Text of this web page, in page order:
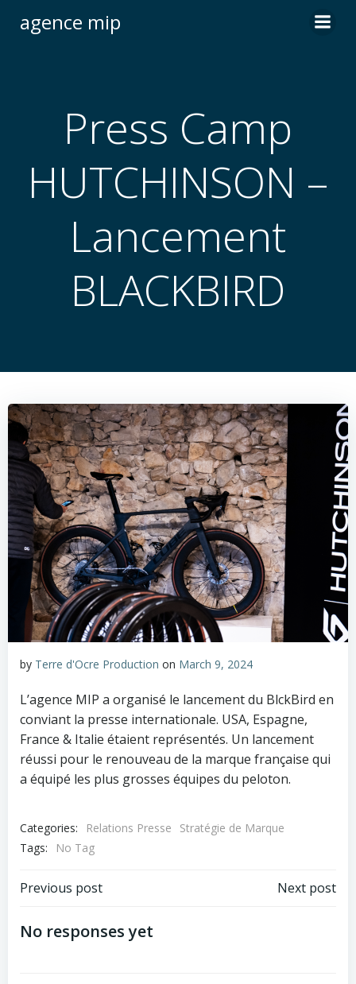
agence mip
Press Camp
HUTCHINSON –
Lancement
BLACKBIRD
by Terre d'Ocre Production on March 9, 2024
L’agence MIP a organisé le lancement du BlckBird en
conviant la presse internationale. USA, Espagne,
France & Italie étaient représentés. Un lancement
réussi pour le renouveau de la marque française qui
a équipé les plus grosses équipes du peloton.
Categories: Relations Presse
Stratégie de Marque
Tags:
No Tag
Post
navigation
Previous post Next post
No responses yet